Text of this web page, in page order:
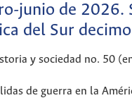
junio de 2026.
del Sur
y sociedad no. 50
de guerra en la